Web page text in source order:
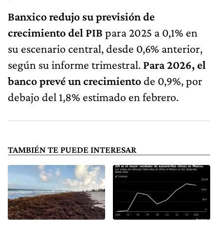
Banxico redujo su previsión de
crecimiento del PIB para 2025 a 0,1% en
su escenario central, desde 0,6% anterior,
según su informe trimestral. Para 2026, el
banco prevé un crecimiento de 0,9%, por
debajo del 1,8% estimado en febrero.
TAMBIÉN TE PUEDE INTERESAR